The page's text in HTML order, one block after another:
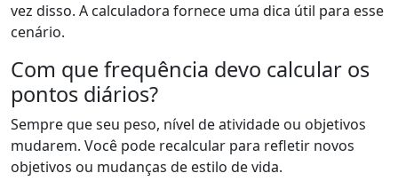
vez disso. A calculadora fornece uma dica útil para esse
cenário.
Com que frequência devo calcular os
pontos diários?
Sempre que seu peso, nível de atividade ou objetivos
mudarem. Você pode recalcular para refletir novos
objetivos ou mudanças de estilo de vida.